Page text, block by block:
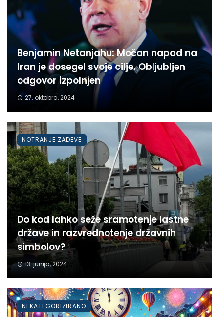
Benjamin Netanjahu: Močan napad na
Iran je dosegel svoje cilje. Obljubljen
odgovor izpolnjen
27. oktobra, 2024
Do kod lahko seže sramotenje lastne
države in razvrednotenje državnih
simbolov?
13. junija, 2024
NOTRANJE ZADEVE
NEKATEGORIZIRANO